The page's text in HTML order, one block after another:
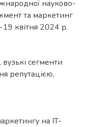
науково-
та маркетинг
квітня 2024 р.
, вузькі сегменти
репутацією,
на IT-